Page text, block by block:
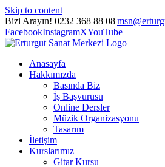
Skip to content
Bizi Arayın! 0232 368 88 08|
FacebookInstagramXYouTube
Anasayfa
Hakkımızda
Basında Biz
İş Başvurusu
Online Dersler
Müzik Organizasyonu
Tasarım
İletişim
Kurslarımız
Gitar Kursu